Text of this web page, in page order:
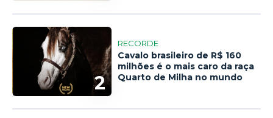
2
RECORDE
Cavalo brasileiro de R$ 160
milhões é o mais caro da raça
Quarto de Milha no mundo